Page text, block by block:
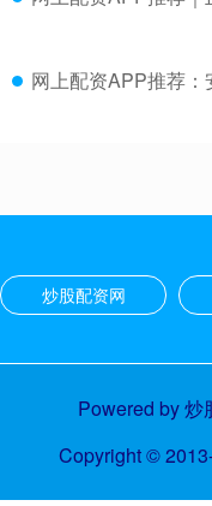
网上配资APP推荐
炒股配资网
Powered by炒
Copyright©